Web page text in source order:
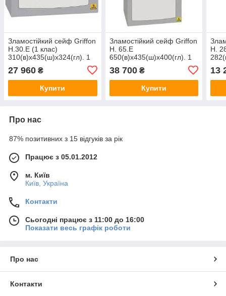
Зламостійкий сейф Griffon
H.30.E (1 клас)
310(в)х435(ш)х324(гл). 1
електронним кодовим
замком
27 960 ₴
Купити
Зламостійкий сейф Griffon
H. 65.Е
650(в)х435(ш)х400(гл). 1
згідно ДСТУ EN 1143-1.
Електронний кодовий
38 700₴
Купити
H.
13
Про нас
87% позитивних з 15 відгуків за рік
Працює з 05.01.2012
м. Київ
Київ, Україна
Контакти
Сьогодні працює з 11:00 до 16:00
Показати весь графік роботи
Про нас
Контакти